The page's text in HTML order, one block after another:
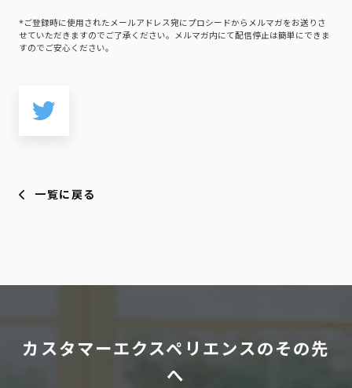
*ご登録時に使用されたメールアドレス宛にプロシードからメルマガをお送りさ
せていただきますのでご了承ください。メルマガ内にて配信停止は簡単にできま
すのでご安心ください。
一覧に戻る
カスタマーエクスペリエンスのその先
へ